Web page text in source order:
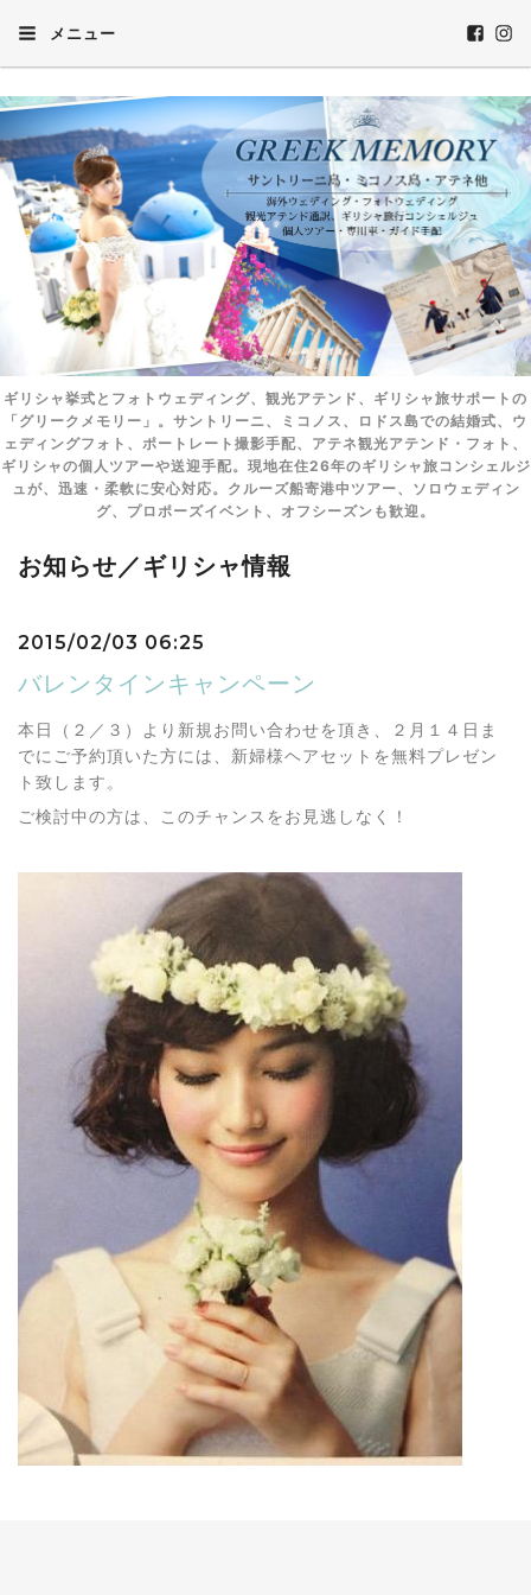
メニュー
ギリシャ挙式とフォトウェディング、観光アテンド、ギリシャ旅サポートの
「グリークメモリー」。サントリーニ、ミコノス、ロドス島での結婚式、ウ
ェディングフォト、ポートレート撮影手配、アテネ観光アテンド・フォト、
ギリシャの個人ツアーや送迎手配。現地在住26年のギリシャ旅コンシェルジ
ュが、迅速・柔軟に安心対応。クルーズ船寄港中ツアー、ソロウェディン
グ、プロポーズイベント、オフシーズンも歓迎。
お知らせ／ギリシャ情報
2015/02/03 06:25
バレンタインキャンペーン
本日（２／３）より新規お問い合わせを頂き、２月１４日ま
でにご予約頂いた方には、新婦様ヘアセットを無料プレゼン
ト致します。
ご検討中の方は、このチャンスをお見逃しなく！